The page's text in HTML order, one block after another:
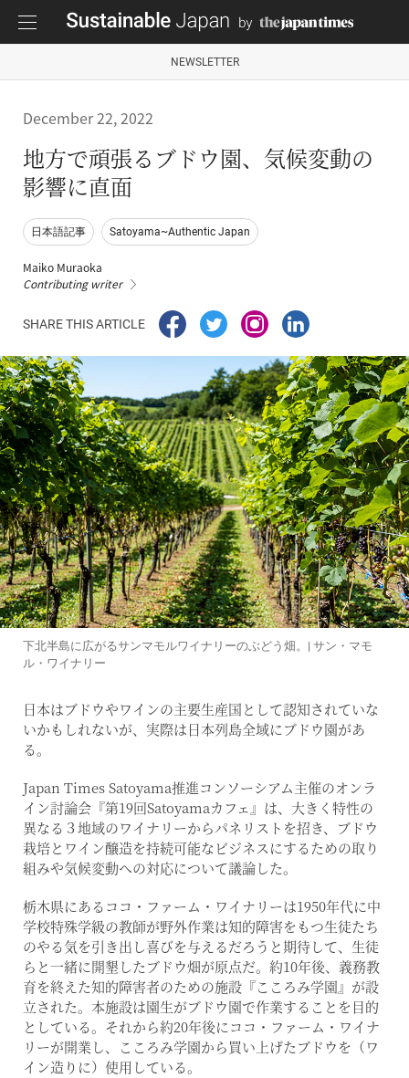
NEWSLETTER
December 22, 2022
地方で頑張るブドウ園、気候変動の
影響に直面
日本語記事 Satoyama~Authentic Japan
Maiko Muraoka
Contributing writer
SHARE THIS ARTICLE
下北半島に広がるサンマモルワイナリーのぶどう畑。| サン・マモ
ル・ワイナリー
日本はブドウやワインの主要生産国として認知されていな
いかもしれないが、実際は日本列島全域にブドウ園があ
る。
Japan Times Satoyama推進コンソーシアム主催のオンラ
イン討論会『第19回Satoyamaカフェ』は、大きく特性の
異なる３地域のワイナリーからパネリストを招き、ブドウ
栽培とワイン醸造を持続可能なビジネスにするための取り
組みや気候変動への対応について議論した。
栃木県にあるココ・ファーム・ワイナリーは1950年代に中
学校特殊学級の教師が野外作業は知的障害をもつ生徒たち
のやる気を引き出し喜びを与えるだろうと期待して、生徒
らと一緒に開墾したブドウ畑が原点だ。約10年後、義務教
育を終えた知的障害者のための施設『こころみ学園』が設
立された。本施設は園生がブドウ園で作業することを目的
としている。それから約20年後にココ・ファーム・ワイナ
リーが開業し、こころみ学園から買い上げたブドウを（ワ
イン造りに）使用している。